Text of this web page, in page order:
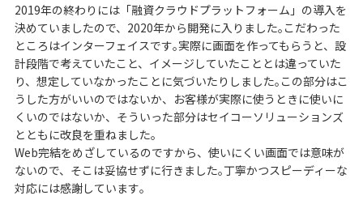
2019年の終わりには「融資クラウドプラットフォーム」の導入を
決めていましたので、2020年から開発に入りました｡こだわった
ところはインターフェイスです｡実際に画面を作ってもらうと、設
計段階で考えていたこと、イメージしていたこととは違っていた
り、想定していなかったことに気づいたりしました｡この部分はこ
うした方がいいのではないか、お客様が実際に使うときに使いに
くいのではないか、そういった部分はセイコーソリューションズ
とともに改良を重ねました｡
Web完結をめざしているのですから、使いにくい画面では意味が
ないので、そこは妥協せずに行きました｡丁寧かつスピーディーな
対応には感謝しています｡